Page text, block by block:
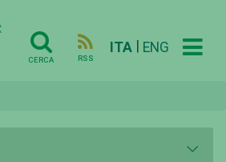
CERCA RSS
ITA ENG